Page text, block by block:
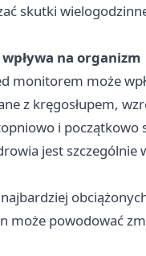
skutki
na organizm
monitorem może
z kręgosłupem,
i początkowo
jest
może powodować